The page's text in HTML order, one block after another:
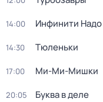
14:00 Инфинити Надо
14:30 Тюленьки
17:00 Ми-Ми-Мишки
20:05 Буква в деле